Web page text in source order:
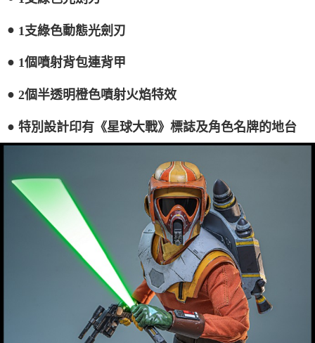
● 1支綠色動態光劍刃
● 1個噴射背包連背甲
● 2個半透明橙色噴射火焰特效
● 特別設計印有《星球大戰》標誌及角色名牌的地台